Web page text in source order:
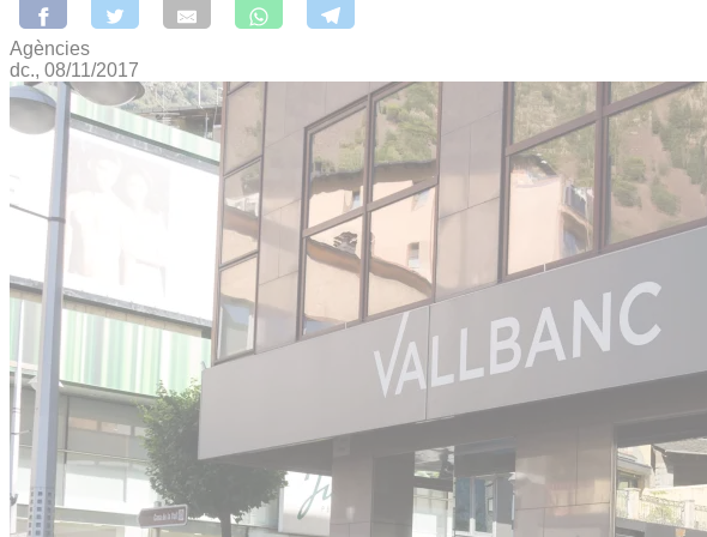
Agències
dc., 08/11/2017